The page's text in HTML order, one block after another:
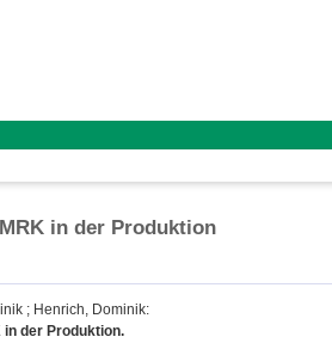
in der Produktion
; Henrich, Dominik:
in der Produktion.